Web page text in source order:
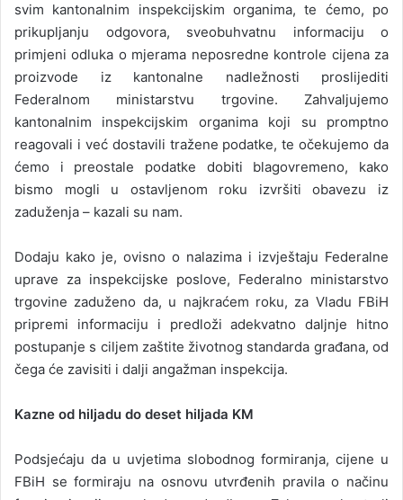
svim kantonalnim inspekcijskim organima, te ćemo, po
prikupljanju odgovora, sveobuhvatnu informaciju o
primjeni odluka o mjerama neposredne kontrole cijena za
proizvode iz kantonalne nadležnosti proslijediti
Federalnom ministarstvu trgovine. Zahvaljujemo
kantonalnim inspekcijskim organima koji su promptno
reagovali i već dostavili tražene podatke, te očekujemo da
ćemo i preostale podatke dobiti blagovremeno, kako
bismo mogli u ostavljenom roku izvršiti obavezu iz
zaduženja – kazali su nam.
Dodaju kako je, ovisno o nalazima i izvještaju Federalne
uprave za inspekcijske poslove, Federalno ministarstvo
trgovine zaduženo da, u najkraćem roku, za Vladu FBiH
pripremi informaciju i predloži adekvatno daljnje hitno
postupanje s ciljem zaštite životnog standarda građana, od
čega će zavisiti i dalji angažman inspekcija.
Kazne od hiljadu do deset hiljada KM
Podsjećaju da u uvjetima slobodnog formiranja, cijene u
FBiH se formiraju na osnovu utvrđenih pravila o načinu